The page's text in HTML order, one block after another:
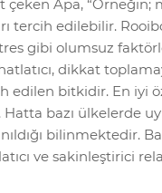
çeken Apa, “Örneğin;
tercih edilebilir.
gibi olumsuz
dikkat
edilen bitkidir. En iyi
Hatta bazı ülkelerde
bilinmektedir.
ve sakinleştirici